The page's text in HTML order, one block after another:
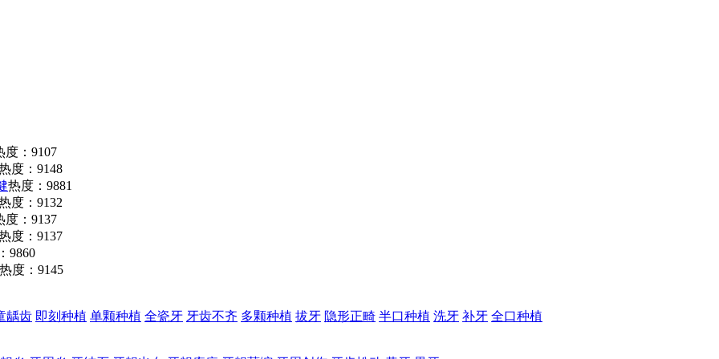
度：9107
度：9148
热度：9881
度：9132
度：9137
度：9137
9860
热度：9145
龋齿 即刻种植 单颗种植 全瓷牙 牙齿不齐 多颗种植 拔牙 隐形正畸 半口种植 洗牙 补牙 全口种植